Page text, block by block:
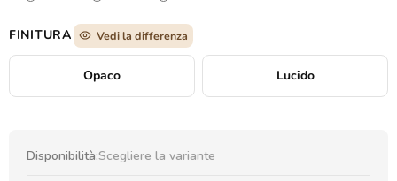
FINITURA Vedi la differenza
Opaco Lucido
Disponibilità:Scegliere la variante